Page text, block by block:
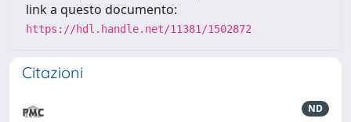
link a questo documento:
https://hdl.handle.net/11381/1502872
Citazioni
ND